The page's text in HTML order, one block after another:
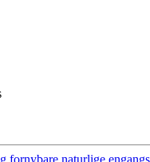
naturlige